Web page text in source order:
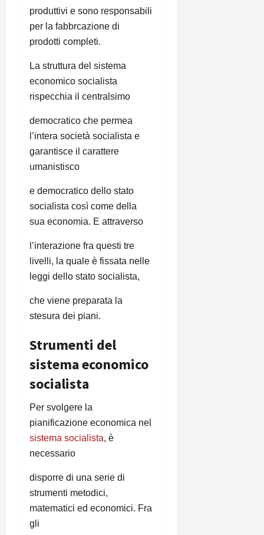
produttivi e sono responsabili
per la fabbrcazione di
prodotti completi.
La struttura del sistema
economico socialista
rispecchia il centralsimo
democratico che permea
l’intera società socialista e
garantisce il carattere
umanistisco
e democratico dello stato
socialista così come della
sua economia. E attraverso
l’interazione fra questi tre
livelli, la quale è fissata nelle
leggi dello stato socialista,
che viene preparata la
stesura dei piani.
Strumenti del
sistema economico
socialista
Per svolgere la
pianificazione economica nel
sistema socialista, è
necessario
disporre di una serie di
strumenti metodici,
matematici ed economici. Fra
gli